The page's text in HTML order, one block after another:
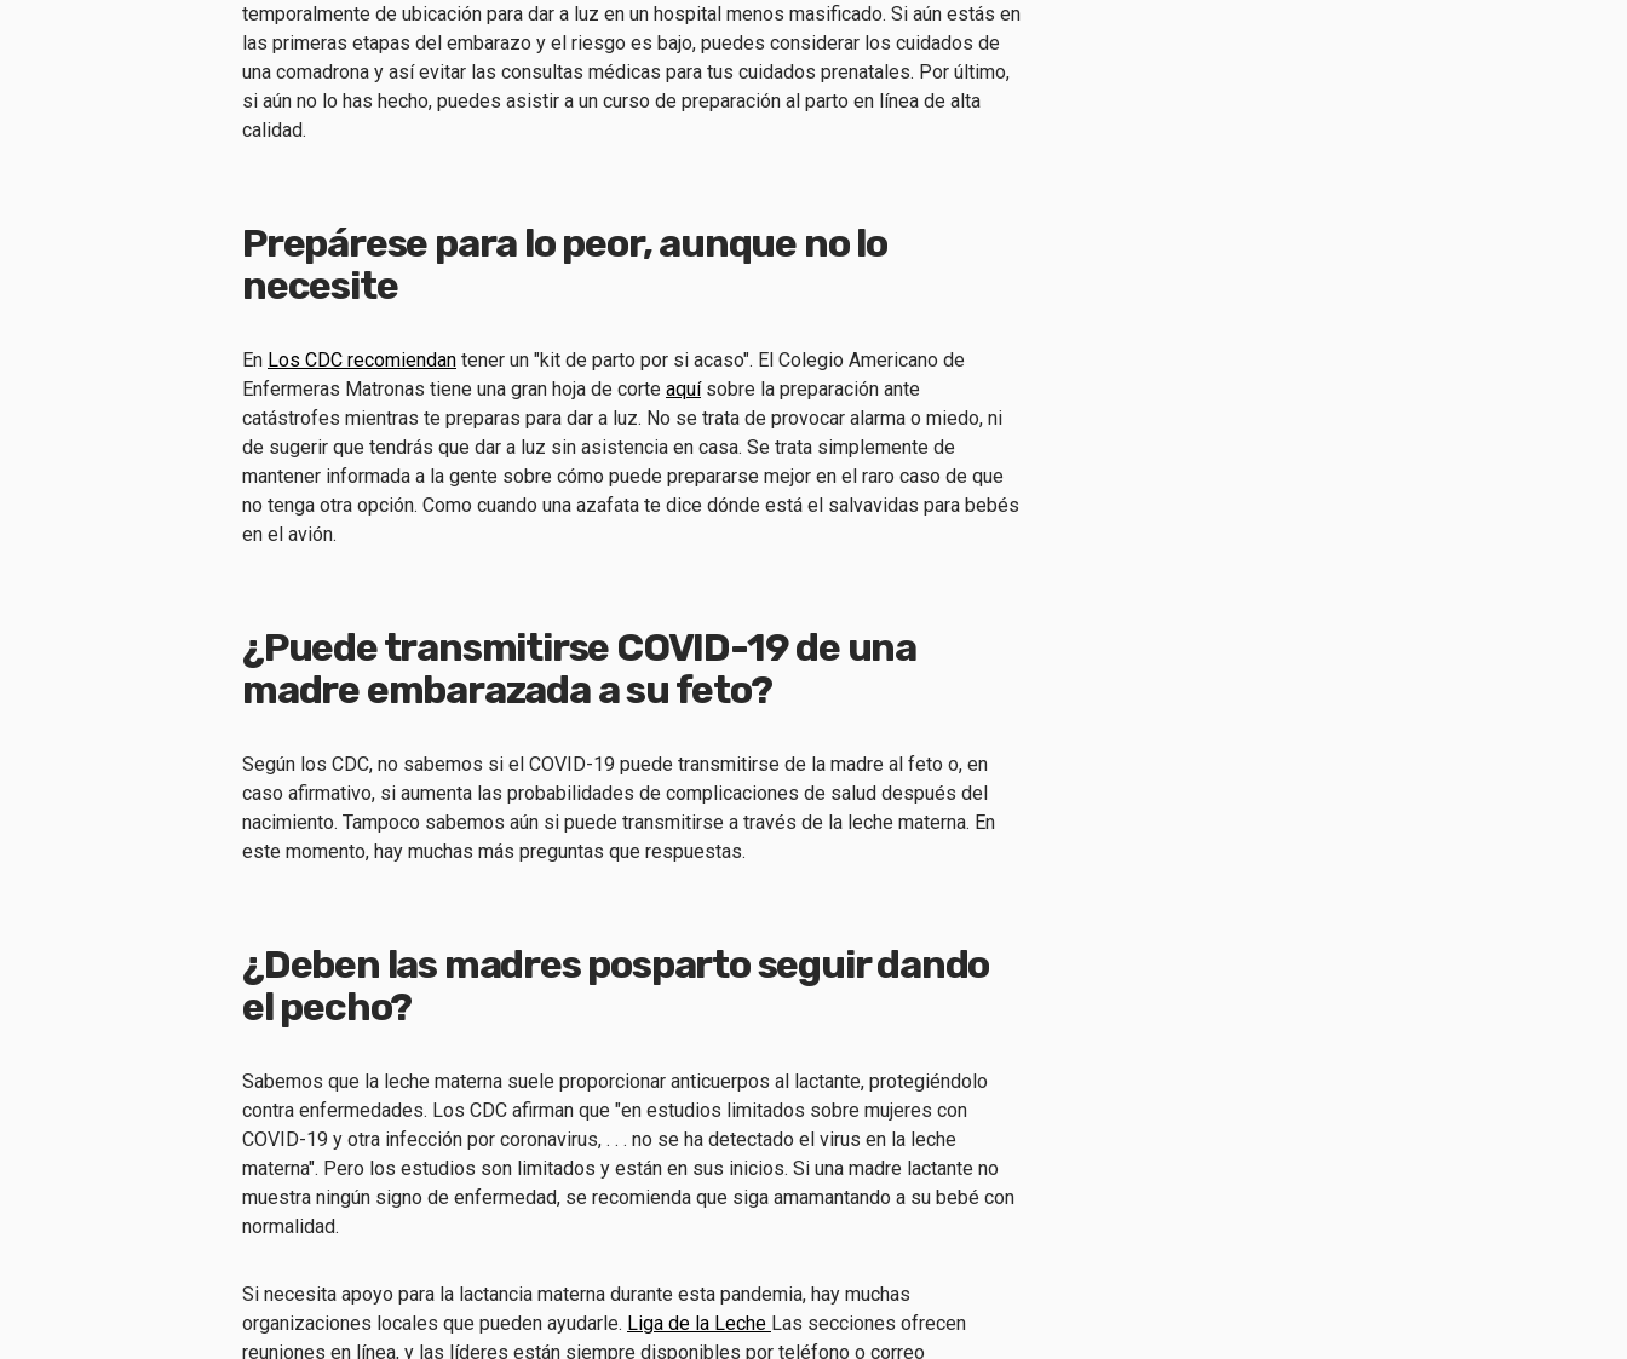
temporalmente de ubicación para dar a luz en un hospital menos masificado. Si aún estás en
las primeras etapas del embarazo y el riesgo es bajo, puedes considerar los cuidados de
una comadrona y así evitar las consultas médicas para tus cuidados prenatales. Por último,
si aún no lo has hecho, puedes asistir a un curso de preparación al parto en línea de alta
calidad.
Prepárese para lo peor, aunque no lo
necesite
En Los CDC recomiendan tener un "kit de parto por si acaso". El Colegio Americano de
Enfermeras Matronas tiene una gran hoja de corte aquísobre la preparación ante
catástrofes mientras te preparas para dar a luz. No se trata de provocar alarma o miedo, ni
de sugerir que tendrás que dar a luz sin asistencia en casa. Se trata simplemente de
mantener informada a la gente sobre cómo puede prepararse mejor en el raro caso de que
no tenga otra opción. Como cuando una azafata te dice dónde está el salvavidas para bebés
en el avión.
¿Puede transmitirse COVID-19 de una
madre embarazada a su feto?
Según los CDC, no sabemos si el COVID-19 puede transmitirse de la madre al feto o, en
caso afirmativo, si aumenta las probabilidades de complicaciones de salud después del
nacimiento. Tampoco sabemos aún si puede transmitirse a través de la leche materna. En
este momento, hay muchas más preguntas que respuestas.
¿Deben las madres posparto seguir dando
el pecho?
Sabemos que la leche materna suele proporcionar anticuerpos al lactante, protegiéndolo
contra enfermedades. Los CDC afirman que "en estudios limitados sobre mujeres con
COVID-19 y otra infección por coronavirus, . . . no se ha detectado el virus en la leche
materna". Pero los estudios son limitados y están en sus inicios. Si una madre lactante no
muestra ningún signo de enfermedad, se recomienda que siga amamantando a su bebé con
normalidad.
Si necesita apoyo para la lactancia materna durante esta pandemia, hay muchas
organizaciones locales que pueden ayudarle. Liga de la Leche Las secciones ofrecen
reuniones en línea, y las líderes están siempre disponibles por teléfono o correo